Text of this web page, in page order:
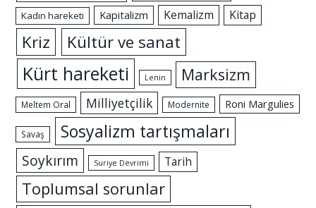
Kadın hareketi Kapitalizm Kemalizm Kitap
Kriz Kültür ve sanat
Kürt hareketi Lenin Marksizm
Meltem Oral Milliyetçilik Modernite Roni Margulies
Savaş Sosyalizm tartışmaları
Soykırım Suriye Devrimi Tarih
Toplumsal sorunlar